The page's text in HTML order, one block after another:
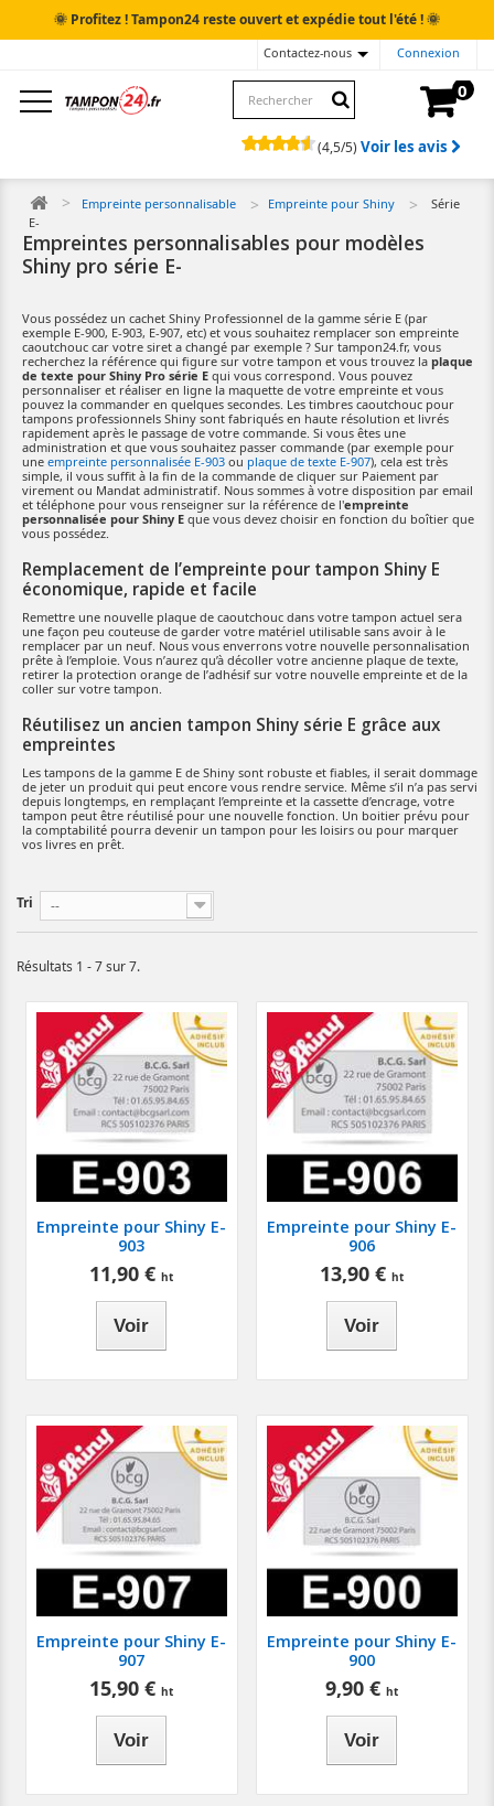
🌞 Profitez ! Tampon24 reste ouvert et expédie tout l'été !🌞
Connexion
Contactez-nous
0
(4,5/5) Voir les avis
Empreinte personnalisable Empreinte pour Shiny
Série
E-
Empreintes personnalisables pour modèles
Shiny pro série E-
Vous possédez un cachet Shiny Professionnel de la gamme série E (par
exemple E-900, E-903, E-907, etc) et vous souhaitez remplacer son empreinte
caoutchouc car votre siret a changé par exemple ? Sur tampon24.fr, vous
recherchez la référence qui figure sur votre tampon et vous trouvez la plaque
de texte pour Shiny Pro série E qui vous correspond. Vous pouvez
personnaliser et réaliser en ligne la maquette de votre empreinte et vous
pouvez la commander en quelques secondes. Les timbres caoutchouc pour
tampons professionnels Shiny sont fabriqués en haute résolution et livrés
rapidement après le passage de votre commande. Si vous êtes une
administration et que vous souhaitez passer commande (par exemple pour
une empreinte personnalisée E-903 ou plaque de texte E-907), cela est très
simple, il vous suffit à la fin de la commande de cliquer sur Paiement par
virement ou Mandat administratif. Nous sommes à votre disposition par email
et téléphone pour vous renseigner sur la référence de l'empreinte
personnalisée pour Shiny E que vous devez choisir en fonction du boîtier que
vous possédez.
Remplacement de l’empreinte pour tampon Shiny E
économique, rapide et facile
Remettre une nouvelle plaque de caoutchouc dans votre tampon actuel sera
une façon peu couteuse de garder votre matériel utilisable sans avoir à le
remplacer par un neuf. Nous vous enverrons votre nouvelle personnalisation
prête à l’emploie. Vous n’aurez qu’à décoller votre ancienne plaque de texte,
retirer la protection orange de l’adhésif sur votre nouvelle empreinte et de la
coller sur votre tampon.
Réutilisez un ancien tampon Shiny série E grâce aux
empreintes
Les tampons de la gamme E de Shiny sont robuste et fiables, il serait dommage
de jeter un produit qui peut encore vous rendre service. Même s’il n’a pas servi
depuis longtemps, en remplaçant l’empreinte et la cassette d’encrage, votre
tampon peut être réutilisé pour une nouvelle fonction. Un boitier prévu pour
la comptabilité pourra devenir un tampon pour les loisirs ou pour marquer
vos livres en prêt.
Tri --
Résultats 1 - 7 sur 7.
Empreinte pour Shiny E-
903
11,90 €
Voir
Empreinte pour Shiny E-
906
13,90 €
Voir
Empreinte pour Shiny E-
907
15,90 €
Voir
Empreinte pour Shiny E-
900
9,90 €
Voir